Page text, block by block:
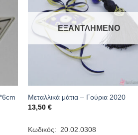
ΕΞΑΝΤΛΗΜΈΝΟ
Μεταλλικά μάτια – Γούρια 2020
13,50 €
Κωδικός: 20.02.0308